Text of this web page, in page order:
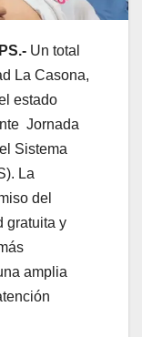
Un total
La Casona,
estado
Jornada
Sistema
La
del
gratuita y
amplia